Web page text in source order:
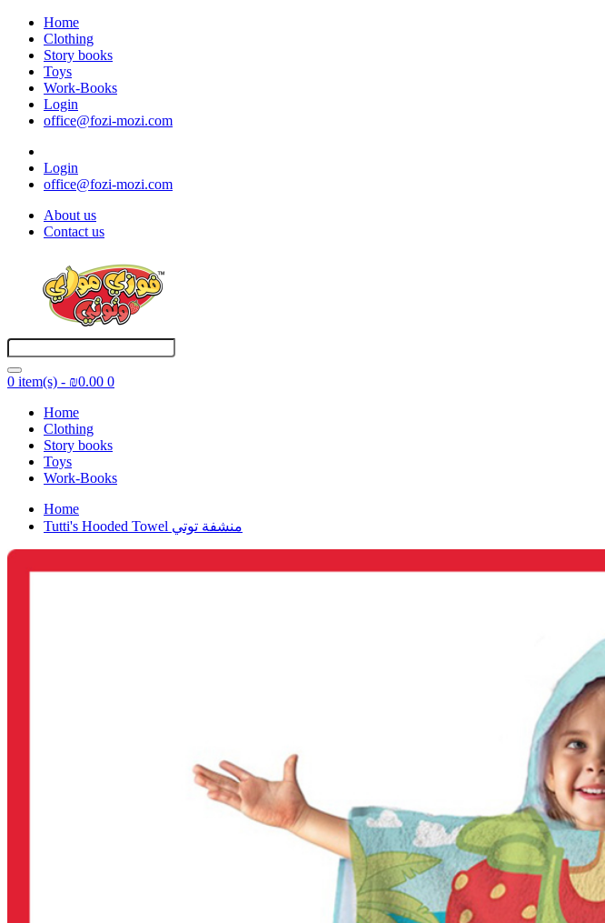
Home
Clothing
Story books
Toys
Work-Books
Login
office@fozi-mozi.com
Login
office@fozi-mozi.com
About us
Contact us
0 item(s) - ₪0.00 0
Home
Clothing
Story books
Toys
Work-Books
Home
Tutti's Hooded Towel منشفة توتي